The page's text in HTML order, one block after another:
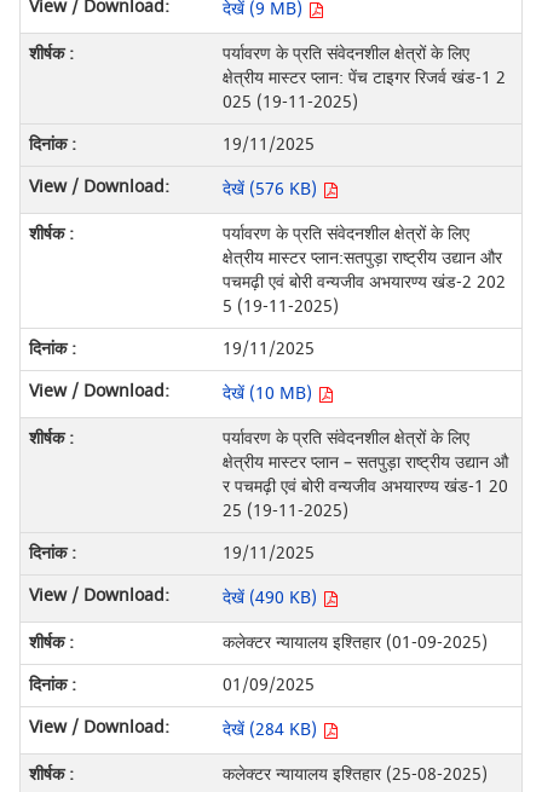
देखें (9 MB)
पर्यावरण के प्रति संवेदनशील क्षेत्रों के लिए
क्षेत्रीय मास्टर प्लान: पेंच टाइगर रिजर्व खंड-1 2
025 (19-11-2025)
19/11/2025
देखें (576 KB)
पर्यावरण के प्रति संवेदनशील क्षेत्रों के लिए
क्षेत्रीय मास्टर प्लान:सतपुड़ा राष्ट्रीय उद्यान और
पचमढ़ी एवं बोरी वन्यजीव अभयारण्य खंड-2 202
5 (19-11-2025)
19/11/2025
देखें (10 MB)
पर्यावरण के प्रति संवेदनशील क्षेत्रों के लिए
क्षेत्रीय मास्टर प्लान – सतपुड़ा राष्ट्रीय उद्यान औ
र पचमढ़ी एवं बोरी वन्यजीव अभयारण्य खंड-1 20
25 (19-11-2025)
19/11/2025
देखें (490 KB)
कलेक्टर न्यायालय इश्तिहार (01-09-2025)
01/09/2025
देखें (284 KB)
कलेक्टर न्यायालय इश्तिहार (25-08-2025)